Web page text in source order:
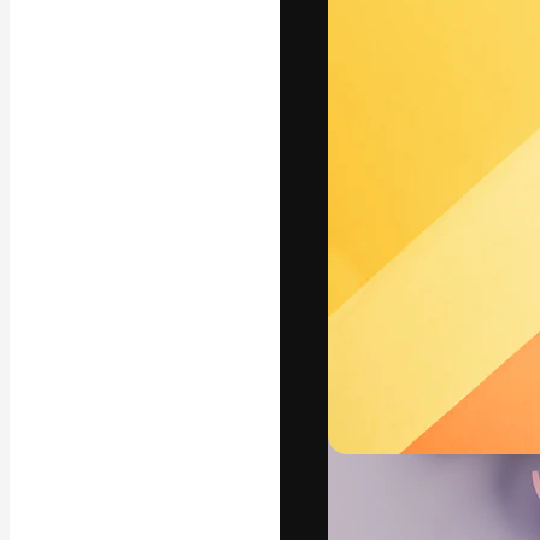
La
migliori lavori.
creativi,